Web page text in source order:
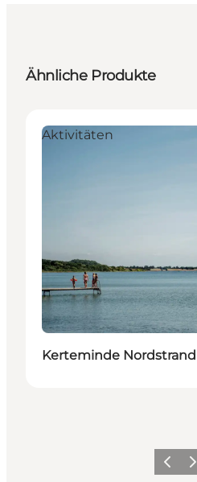
Ähnliche Produkte
Aktivitäten
Kerteminde Nordstrand
Zurück